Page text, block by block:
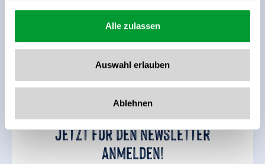
Alle zulassen
Auswahl erlauben
Ablehnen
Jetzt für den newsletter
anmelden!